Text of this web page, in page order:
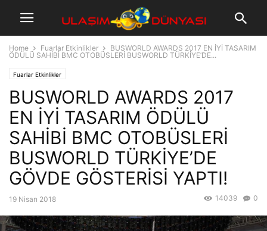
Home Fuarlar Etkinlikler
BUSWORLD AWARDS 2017 EN İYİ TASARIM
ÖDÜLÜ SAHİBİ BMC OTOBÜSLERİ BUSWORLD TÜRKİYE’DE...
Fuarlar Etkinlikler
BUSWORLD AWARDS 2017
EN İYİ TASARIM ÖDÜLÜ
SAHİBİ BMC OTOBÜSLERİ
BUSWORLD TÜRKİYE’DE
GÖVDE GÖSTERİSİ YAPTI!
19 Nisan 2018 0
14039